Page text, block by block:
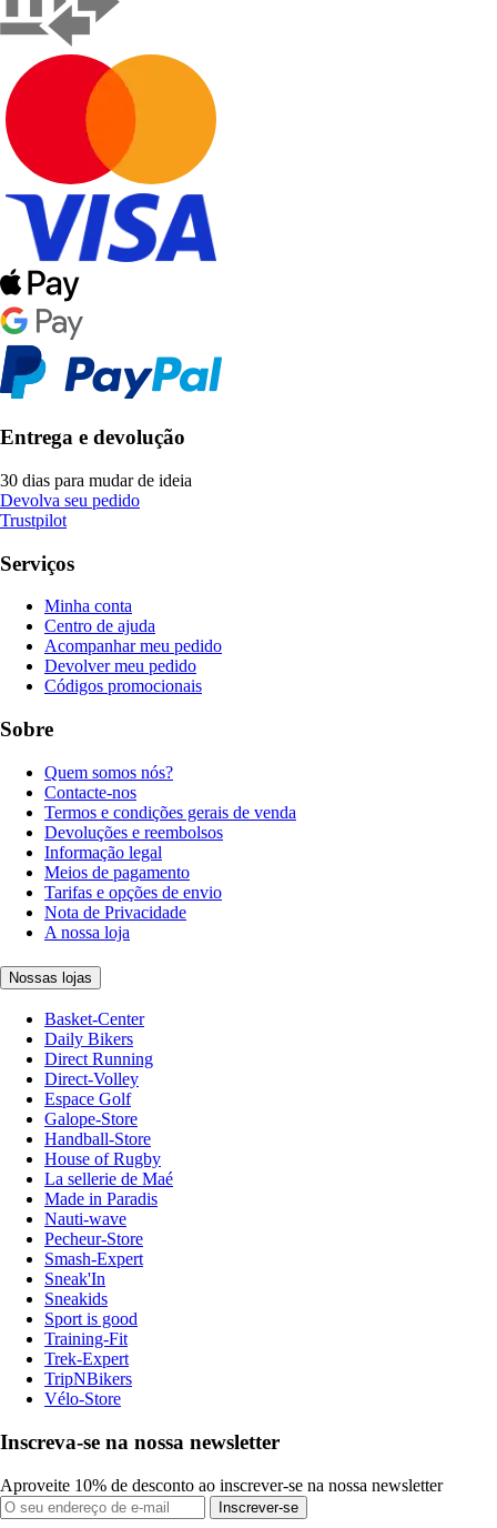
Entrega e devolução
30 dias para mudar de ideia
Devolva seu pedido
Trustpilot
Serviços
Minha conta
Centro de ajuda
Acompanhar meu pedido
Devolver meu pedido
Códigos promocionais
Sobre
Quem somos nós?
Contacte-nos
Termos e condições gerais de venda
Devoluções e reembolsos
Informação legal
Meios de pagamento
Tarifas e opções de envio
Nota de Privacidade
A nossa loja
Nossas lojas
Basket-Center
Daily Bikers
Direct Running
Direct-Volley
Espace Golf
Galope-Store
Handball-Store
House of Rugby
La sellerie de Maé
Made in Paradis
Nauti-wave
Pecheur-Store
Smash-Expert
Sneak'In
Sneakids
Sport is good
Training-Fit
Trek-Expert
TripNBikers
Vélo-Store
Inscreva-se na nossa newsletter
Aproveite 10% de desconto ao inscrever-se na nossa newsletter
Inscrever-se